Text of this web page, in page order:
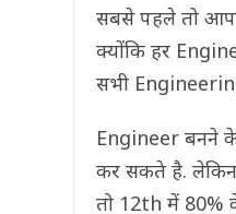
सबसे पहले तो
क्योंकि हर
सभी
Engineer बनने
कर सकते है.
तो 12th में 80%